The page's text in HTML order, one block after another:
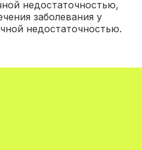
недостаточностью,
заболевания у
недостаточностью.